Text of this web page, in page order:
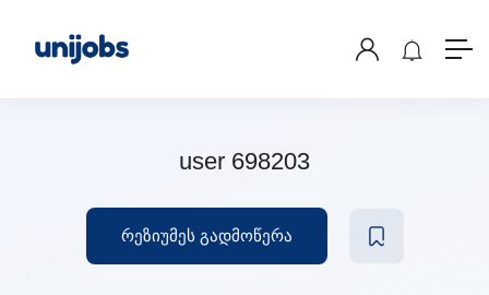
user 698203
რეზიუმეს გადმოწერა